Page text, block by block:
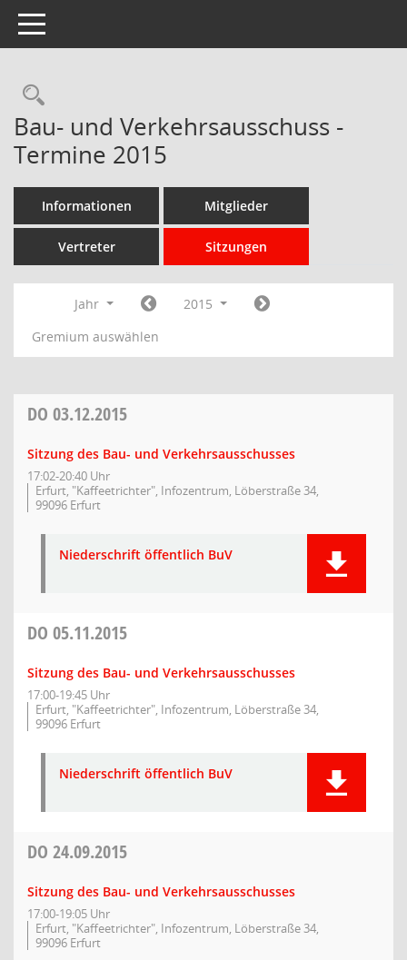
Toggle navigation
Rechercheauswahl
Bau- und Verkehrsausschuss -
Termine 2015
Informationen Mitglieder
Vertreter Sitzungen
Jahr
2015
Gremium auswählen
DO 03.12.2015
Sitzung des Bau- und Verkehrsausschusses
17:02-20:40 Uhr
Erfurt, "Kaffeetrichter", Infozentrum, Löberstraße 34,
99096 Erfurt
Niederschrift öffentlich BuV
DO 05.11.2015
Sitzung des Bau- und Verkehrsausschusses
17:00-19:45 Uhr
Erfurt, "Kaffeetrichter", Infozentrum, Löberstraße 34,
99096 Erfurt
Niederschrift öffentlich BuV
DO 24.09.2015
Sitzung des Bau- und Verkehrsausschusses
17:00-19:05 Uhr
Erfurt, "Kaffeetrichter", Infozentrum, Löberstraße 34,
99096 Erfurt